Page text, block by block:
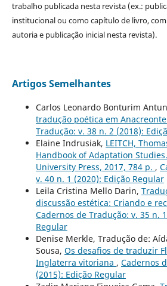
trabalho publicada nesta revista (ex.:
institucional ou como capítulo de livro,
autoria e publicação inicial nesta revista).
Artigos Semelhantes
Carlos Leonardo Bonturim
tradução poética em Anacreonte
Tradução: v. 38 n. 2 (2018):
Elaine Indrusiak, LEITCH,
Handbook of Adaptation
University Press, 2017, 784 p. ,
v. 40 n. 1 (2020): Edição Regular
Leila Cristina Mello Darin,
discussão estética: Criando e
Cadernos de Tradução: v. 35 n.
Regular
Denise Merkle, Tradução de:
Sousa, Os desafios de traduzir
Inglaterra vitoriana , Cadernos
(2015): Edição Regular